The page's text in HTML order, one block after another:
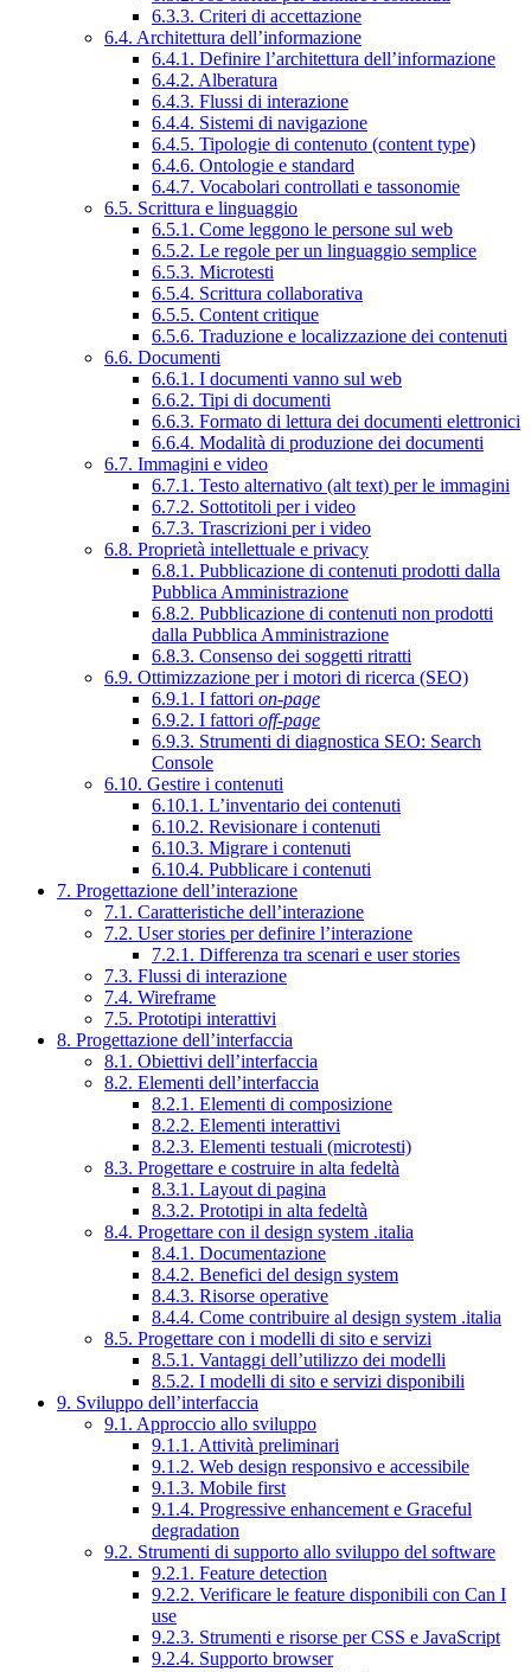
6.3.3. Criteri di accettazione
6.4. Architettura dell’informazione
6.4.1. Definire l’architettura dell’informazione
6.4.2. Alberatura
6.4.3. Flussi di interazione
6.4.4. Sistemi di navigazione
6.4.5. Tipologie di contenuto (content type)
6.4.6. Ontologie e standard
6.4.7. Vocabolari controllati e tassonomie
6.5. Scrittura e linguaggio
6.5.1. Come leggono le persone sul web
6.5.2. Le regole per un linguaggio semplice
6.5.3. Microtesti
6.5.4. Scrittura collaborativa
6.5.5. Content critique
6.5.6. Traduzione e localizzazione dei contenuti
6.6. Documenti
6.6.1. I documenti vanno sul web
6.6.2. Tipi di documenti
6.6.3. Formato di lettura dei documenti elettronici
6.6.4. Modalità di produzione dei documenti
6.7. Immagini e video
6.7.1. Testo alternativo (alt text) per le immagini
6.7.2. Sottotitoli per i video
6.7.3. Trascrizioni per i video
6.8. Proprietà intellettuale e privacy
6.8.1. Pubblicazione di contenuti prodotti dalla
Pubblica Amministrazione
6.8.2. Pubblicazione di contenuti non prodotti
dalla Pubblica Amministrazione
6.8.3. Consenso dei soggetti ritratti
6.9. Ottimizzazione per i motori di ricerca (SEO)
6.9.1. I fattori on-page
6.9.2. I fattori off-page
6.9.3. Strumenti di diagnostica SEO: Search
Console
6.10. Gestire i contenuti
6.10.1. L’inventario dei contenuti
6.10.2. Revisionare i contenuti
6.10.3. Migrare i contenuti
6.10.4. Pubblicare i contenuti
7. Progettazione dell’interazione
7.1. Caratteristiche dell’interazione
7.2. User stories per definire l’interazione
7.2.1. Differenza tra scenari e user stories
7.3. Flussi di interazione
7.4. Wireframe
7.5. Prototipi interattivi
8. Progettazione dell’interfaccia
8.1. Obiettivi dell’interfaccia
8.2. Elementi dell’interfaccia
8.2.1. Elementi di composizione
8.2.2. Elementi interattivi
8.2.3. Elementi testuali (microtesti)
8.3. Progettare e costruire in alta fedeltà
8.3.1. Layout di pagina
8.3.2. Prototipi in alta fedeltà
8.4. Progettare con il design system .italia
8.4.1. Documentazione
8.4.2. Benefici del design system
8.4.3. Risorse operative
8.4.4. Come contribuire al design system .italia
8.5. Progettare con i modelli di sito e servizi
8.5.1. Vantaggi dell’utilizzo dei modelli
8.5.2. I modelli di sito e servizi disponibili
9. Sviluppo dell’interfaccia
9.1. Approccio allo sviluppo
9.1.1. Attività preliminari
9.1.2. Web design responsivo e accessibile
9.1.3. Mobile first
9.1.4. Progressive enhancement e Graceful
degradation
9.2. Strumenti di supporto allo sviluppo del software
9.2.1. Feature detection
9.2.2. Verificare le feature disponibili con Can I
use
9.2.3. Strumenti e risorse per CSS e JavaScript
9.2.4. Supporto browser